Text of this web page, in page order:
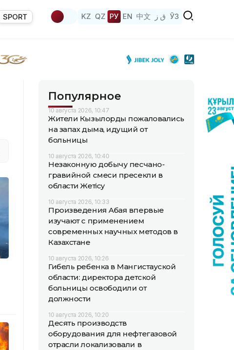
SPORT KZ QZ РУ EN 中文 ق ز ЎЗ
Популярное
10 августа 2026, 10:47
Жители Кызылорды пожаловались
на запах дыма, идущий от
больницы
10 августа 2026, 10:40
Незаконную добычу песчано-
гравийной смеси пресекли в
области Жетісу
10 августа 2026, 10:33
Произведения Абая впервые
изучают с применением
современных научных методов в
Казахстане
10 августа 2026, 10:26
Гибель ребенка в Мангистауской
области: директора детской
больницы освободили от
должности
10 августа 2026, 10:20
Десять производств
оборудования для нефтегазовой
отрасли локализовали в